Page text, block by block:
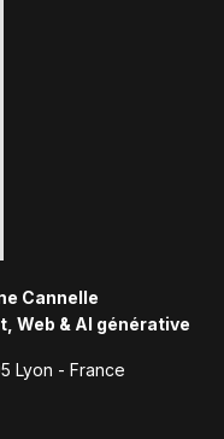
Cannelle
Web & AI générative
Lyon - France